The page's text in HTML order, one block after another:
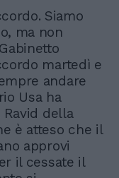
Siamo
ma non
martedì e
andare
Usa ha
della
è atteso che il
approvi
il cessate il